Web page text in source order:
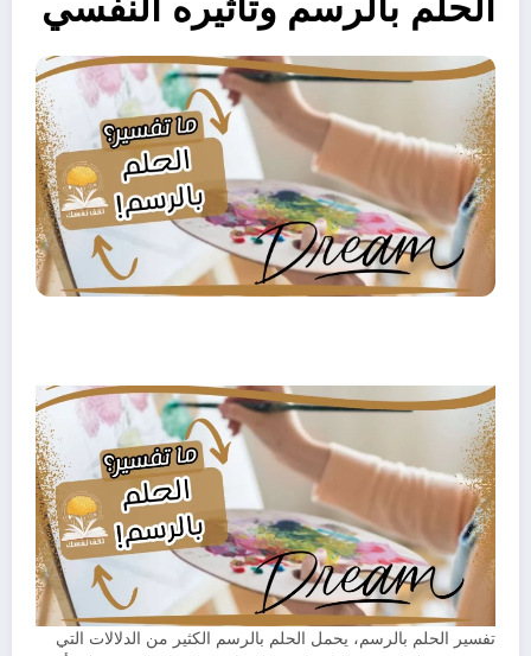
تفسير الحلم بالرسم، يحمل الحلم بالرسم الكثير من الدلالات التي